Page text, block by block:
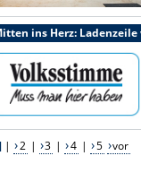
ins Herz:
| 2 | 3 | 4 | 5 vor